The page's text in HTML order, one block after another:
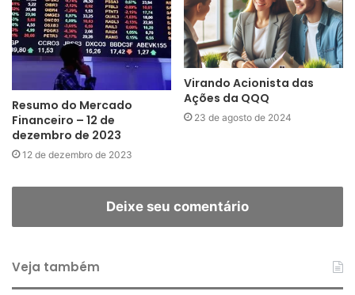
Resumo do Mercado
Financeiro – 12 de
dezembro de 2023
12 de dezembro de 2023
Virando Acionista das
Ações da QQQ
23 de agosto de 2024
Deixe seu comentário
Veja também